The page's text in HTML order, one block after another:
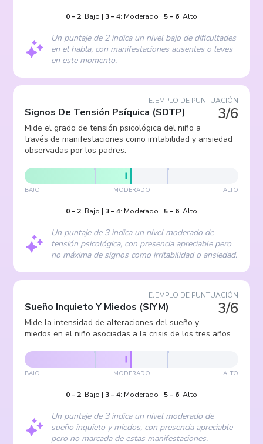
0– 2: Bajo | 3–4: Moderado | 5– 6: Alto
Un puntaje de 2 indica un nivel bajo de dificultades
en el habla, con manifestaciones ausentes o leves
en este momento.
EJEMPLO DE PUNTUACIÓN
3/6
Signos De Tensión Psíquica (SDTP)
Mide el grado de tensión psicológica del niño a
través de manifestaciones como irritabilidad y ansiedad
observadas por los padres.
BAJO MODERADO ALTO
0– 2: Bajo | 3–4: Moderado | 5– 6: Alto
Un puntaje de 3 indica un nivel moderado de
tensión psicológica, con presencia apreciable pero
no máxima de signos como irritabilidad o ansiedad.
EJEMPLO DE PUNTUACIÓN
3/6
Sueño Inquieto Y Miedos (SIYM)
Mide la intensidad de alteraciones del sueño y
miedos en el niño asociadas a la crisis de los tres años.
BAJO MODERADO ALTO
0– 2: Bajo | 3–4: Moderado | 5– 6: Alto
Un puntaje de 3 indica un nivel moderado de
sueño inquieto y miedos, con presencia apreciable
pero no marcada de estas manifestaciones.